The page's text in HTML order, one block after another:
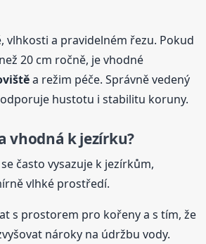
vlhkosti a pravidelném řezu. Pokud
20 cm ročně, je vhodné
a režim péče. Správně vedený
hustotu i stabilitu koruny.
vhodná k jezírku?
se často vysazuje k jezírkům,
vlhké prostředí.
s prostorem pro kořeny a s tím, že
nároky na údržbu vody.